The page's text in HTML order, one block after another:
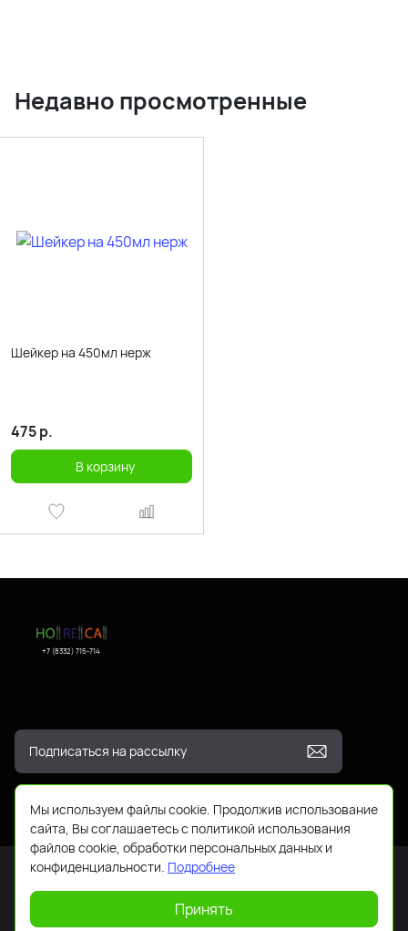
Недавно просмотренные
Шейкер на 450мл нерж
475р.
В корзину
+7 (8332) 715-714
2026 © Все права защищены. Работает наReadyScript
Мы используем файлы cookie. Продолжив использование
сайта, Вы соглашаетесь с политикой использования
файлов cookie, обработки персональных данных и
конфиденциальности. Подробнее
Принять